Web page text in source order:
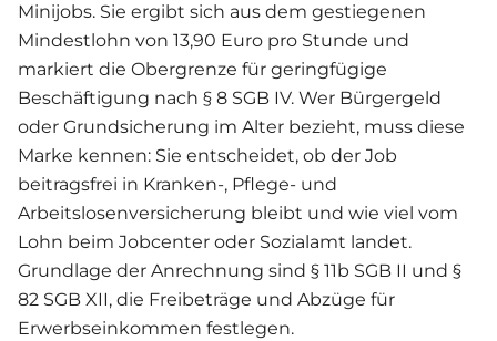
Minijobs. Sie ergibt sich aus dem gestiegenen
Mindestlohn von 13,90 Euro pro Stunde und
markiert die Obergrenze für geringfügige
Beschäftigung nach § 8 SGB IV. Wer Bürgergeld
oder Grundsicherung im Alter bezieht, muss diese
Marke kennen: Sie entscheidet, ob der Job
beitragsfrei in Kranken-, Pflege- und
Arbeitslosenversicherung bleibt und wie viel vom
Lohn beim Jobcenter oder Sozialamt landet.
Grundlage der Anrechnung sind § 11b SGB II und §
82 SGB XII, die Freibeträge und Abzüge für
Erwerbseinkommen festlegen.